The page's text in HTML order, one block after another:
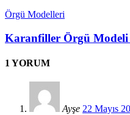
Örgü Modelleri
Karanfiller Örgü Modeli
1 YORUM
Ayşe 22 Mayıs